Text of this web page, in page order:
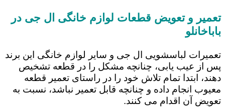
تعمیر و تعویض قطعات لوازم خانگی ال جی در
باباخانلو
تعمیرات لباسشویی ال جی و سایر لوازم خانگی این برند
پس از عیب یابی، چنانچه مشکل را در قطعه تشخیص
دهند، ابتدا تمام تلاش خود را در راستای تعمیر قطعه
معیوب انجام داده و چنانچه قابل تعمیر نباشد، نسبت به
تعویض آن اقدام می کنند.